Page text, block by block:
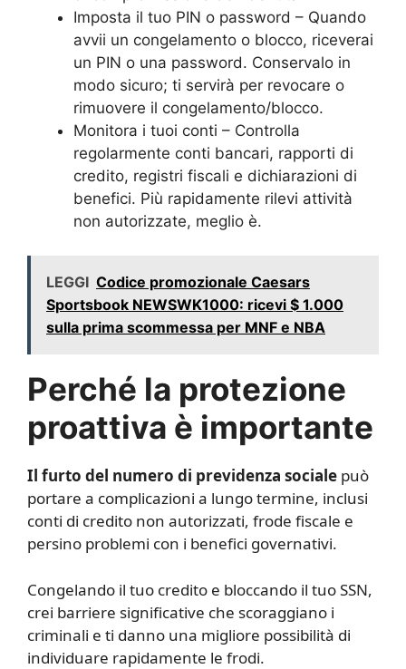
Imposta il tuo PIN o password – Quando
avvii un congelamento o blocco, riceverai
un PIN o una password. Conservalo in
modo sicuro; ti servirà per revocare o
rimuovere il congelamento/blocco.
Monitora i tuoi conti – Controlla
regolarmente conti bancari, rapporti di
credito, registri fiscali e dichiarazioni di
benefici. Più rapidamente rilevi attività
non autorizzate, meglio è.
LEGGI Codice promozionale Caesars
Sportsbook NEWSWK1000: ricevi $ 1.000
sulla prima scommessa per MNF e NBA
Perché la protezione
proattiva è importante
Il furto del numero di previdenza sociale può
portare a complicazioni a lungo termine, inclusi
conti di credito non autorizzati, frode fiscale e
persino problemi con i benefici governativi.
Congelando il tuo credito e bloccando il tuo SSN,
crei barriere significative che scoraggiano i
criminali e ti danno una migliore possibilità di
individuare rapidamente le frodi.